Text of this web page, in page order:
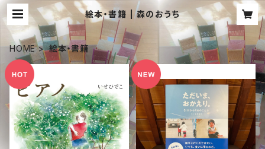
絵本・書籍 | 森のおうち
HOME 絵本・書籍